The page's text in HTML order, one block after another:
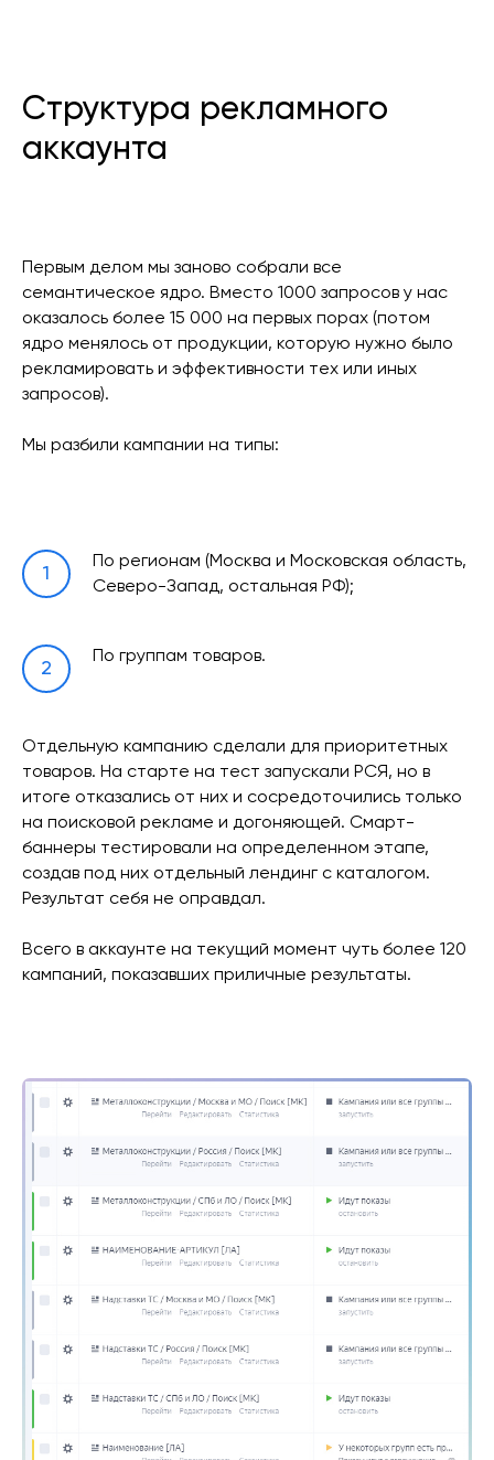
Структура рекламного
аккаунта
Первым делом мы заново собрали все
семантическое ядро. Вместо 1000 запросов у нас
оказалось более 15 000 на первых порах (потом
ядро менялось от продукции, которую нужно было
рекламировать и эффективности тех или иных
запросов).
Мы разбили кампании на типы:
По регионам (Москва и Московская область,
Северо-Запад, остальная РФ);
По группам товаров.
Отдельную кампанию сделали для приоритетных
товаров. На старте на тест запускали РСЯ, но в
итоге отказались от них и сосредоточились только
на поисковой рекламе и догоняющей. Смарт-
баннеры тестировали на определенном этапе,
создав под них отдельный лендинг с каталогом.
Результат себя не оправдал.
Всего в аккаунте на текущий момент чуть более 120
кампаний, показавших приличные результаты.